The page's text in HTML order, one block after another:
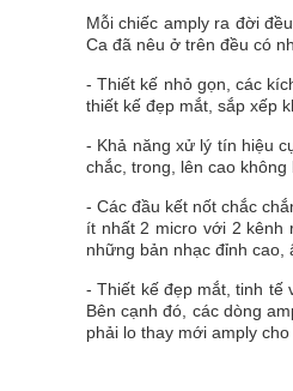
Mỗi chiếc amply ra đời
Ca đã nêu ở trên đều có
- Thiết kế nhỏ gọn, các
thiết kế đẹp mắt, sắp xếp
- Khả năng xử lý tín hiệu
chắc, trong, lên cao không
- Các đầu kết nốt chắc
ít nhất 2 micro với 2 kênh
những bản nhạc đỉnh cao,
- Thiết kế đẹp mắt, tinh tế
Bên cạnh đó, các dòng
phải lo thay mới amply